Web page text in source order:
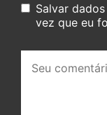
Salvar
vez que eu
comentário: